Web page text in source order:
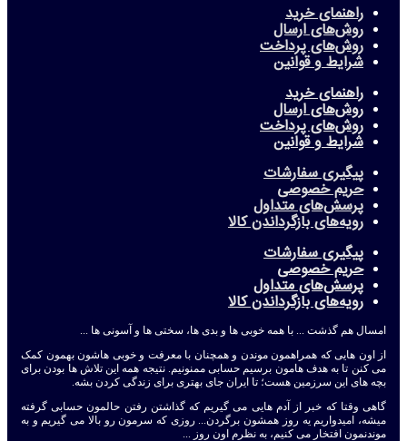
راهنمای خرید
روش‌های ارسال
روش‌های پرداخت
شرایط و قوانین
راهنمای خرید
روش‌های ارسال
روش‌های پرداخت
شرایط و قوانین
پیگیری سفارشات
حریم خصوصی
پرسش‌های متداول
رویه‌های بازگرداندن کالا
پیگیری سفارشات
حریم خصوصی
پرسش‌های متداول
رویه‌های بازگرداندن کالا
امسال هم گذشت ... با همه خوبی ها و بدی ها، سختی ها و آسونی ها ...
از اون هایی که همراهمون موندن و همچنان با معرفت و خوبی هاشون بهمون کمک
می کنن تا به هدف هامون برسیم حسابی ممنونیم. نتیجه همه این تلاش ها بودن برای
بچه های این سرزمین هست؛ تا ایران جای بهتری برای زندگی کردن بشه.
گاهی وقتا که خبر از آدم هایی می گیریم که گذاشتن رفتن حالمون حسابی گرفته
میشه، امیدواریم یه روز همشون برگردن... روزی که سرمون رو بالا می گیریم و به
موندنمون افتخار می کنیم، به نظرم اون روز ...